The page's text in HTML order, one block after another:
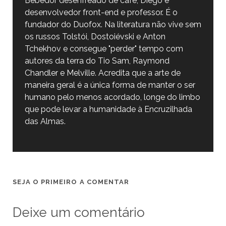
desenvolvedor front-end e professor. É o
fundador do Duofox. Na literatura não vive sem
os russos Tolstói, Dostoiévski e Anton
Tchekhov e consegue "perder" tempo com
autores da terra do Tio Sam, Raymond
Chandler e Melville. Acredita que a arte de
maneira geral é a única forma de manter o ser
humano pelo menos acordado, longe do limbo
que pode levar a humanidade à Encruzilhada
das Almas.
SEJA O PRIMEIRO A COMENTAR
Deixe um comentário